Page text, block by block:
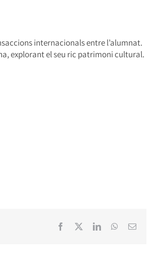
internacionals entre l’alumnat.
explorant el seu ric patrimoni cultural.
Facebook LinkedInWhatsApp
Email: